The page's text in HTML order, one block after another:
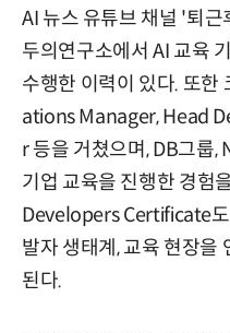
AI 뉴스 유튜브 채널 '퇴
두의연구소에서 AI 교육
수행한 이력이 있다. 또한
ations Manager, Head
r 등을 거쳤으며, DB그룹,
기업 교육을 진행한 경험
Developers Certificate도
발자 생태계, 교육 현장을
된다.